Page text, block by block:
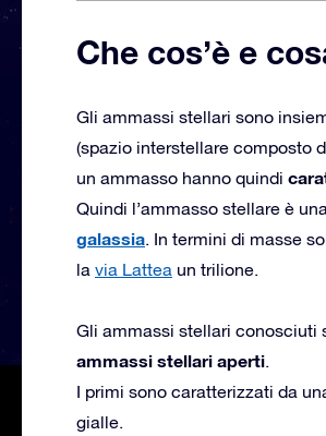
Che cos’è e
Gli ammassi stellari sono
(spazio interstellare composto
un ammasso hanno quindi
Quindi l’ammasso stellare è una
galassia. In termini di masse
la via Lattea un trilione.
Gli ammassi stellari conosciuti
ammassi stellari aperti.
I primi sono caratterizzati da
gialle.